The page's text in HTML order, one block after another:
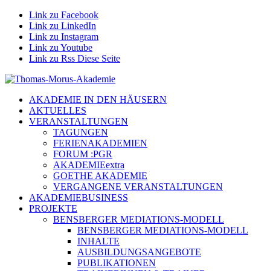
Link zu Facebook
Link zu LinkedIn
Link zu Instagram
Link zu Youtube
Link zu Rss Diese Seite
AKADEMIE IN DEN HÄUSERN
AKTUELLES
VERANSTALTUNGEN
TAGUNGEN
FERIENAKADEMIEN
FORUM :PGR
AKADEMIEextra
GOETHE AKADEMIE
VERGANGENE VERANSTALTUNGEN
AKADEMIEBUSINESS
PROJEKTE
BENSBERGER MEDIATIONS-MODELL
BENSBERGER MEDIATIONS-MODELL
INHALTE
AUSBILDUNGSANGEBOTE
PUBLIKATIONEN